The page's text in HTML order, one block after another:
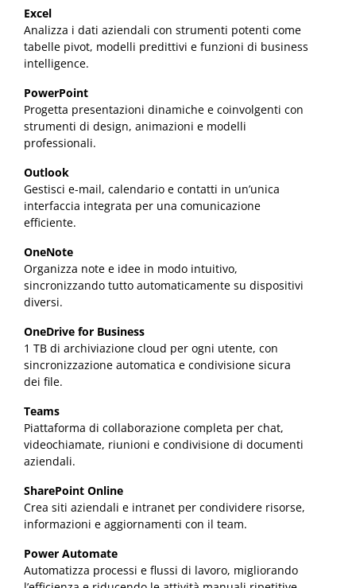
Excel
Analizza i dati aziendali con strumenti potenti come
tabelle pivot, modelli predittivi e funzioni di business
intelligence.
PowerPoint
Progetta presentazioni dinamiche e coinvolgenti con
strumenti di design, animazioni e modelli
professionali.
Outlook
Gestisci e-mail, calendario e contatti in un’unica
interfaccia integrata per una comunicazione
efficiente.
OneNote
Organizza note e idee in modo intuitivo,
sincronizzando tutto automaticamente su dispositivi
diversi.
OneDrive for Business
1 TB di archiviazione cloud per ogni utente, con
sincronizzazione automatica e condivisione sicura
dei file.
Teams
Piattaforma di collaborazione completa per chat,
videochiamate, riunioni e condivisione di documenti
aziendali.
SharePoint Online
Crea siti aziendali e intranet per condividere risorse,
informazioni e aggiornamenti con il team.
Power Automate
Automatizza processi e flussi di lavoro, migliorando